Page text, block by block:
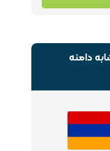
دامنه